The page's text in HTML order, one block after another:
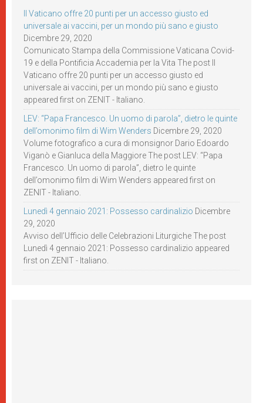
Il Vaticano offre 20 punti per un accesso giusto ed
universale ai vaccini, per un mondo più sano e giusto
Dicembre 29, 2020
Comunicato Stampa della Commissione Vaticana Covid-
19 e della Pontificia Accademia per la Vita The post Il
Vaticano offre 20 punti per un accesso giusto ed
universale ai vaccini, per un mondo più sano e giusto
appeared first on ZENIT - Italiano.
LEV: “Papa Francesco. Un uomo di parola”, dietro le quinte
dell’omonimo film di Wim Wenders Dicembre 29, 2020
Volume fotografico a cura di monsignor Dario Edoardo
Viganò e Gianluca della Maggiore The post LEV: “Papa
Francesco. Un uomo di parola”, dietro le quinte
dell’omonimo film di Wim Wenders appeared first on
ZENIT - Italiano.
Lunedì 4 gennaio 2021: Possesso cardinalizio Dicembre
29, 2020
Avviso dell’Ufficio delle Celebrazioni Liturgiche The post
Lunedì 4 gennaio 2021: Possesso cardinalizio appeared
first on ZENIT - Italiano.